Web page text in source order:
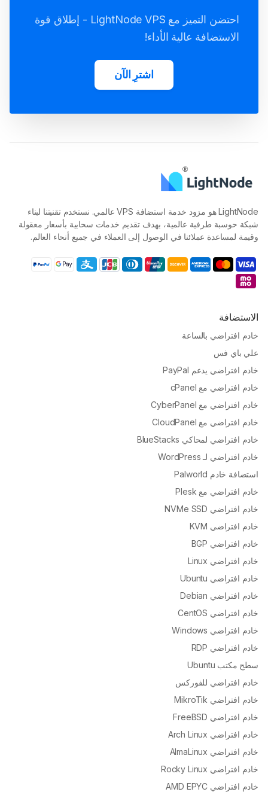
احتضن التميز مع LightNode VPS - إطلاق قوة
الاستضافة عالية الأداء!
اشترِ الآن
LightNode هو مزود خدمة استضافة VPS عالمي. نستخدم تقنيتنا لبناء
شبكة حوسبة طرفية عالمية، بهدف تقديم خدمات سحابية بأسعار معقولة
وقيمة لمساعدة عملائنا في الوصول إلى العملاء في جميع أنحاء العالم.
الاستضافة
خادم افتراضي بالساعة
علي باي فس
خادم افتراضي يدعم PayPal
خادم افتراضي مع cPanel
خادم افتراضي مع CyberPanel
خادم افتراضي مع CloudPanel
خادم افتراضي لمحاكي BlueStacks
خادم افتراضي لـ WordPress
استضافة خادم Palworld
خادم افتراضي مع Plesk
خادم افتراضي NVMe SSD
خادم افتراضي KVM
خادم افتراضي BGP
خادم افتراضي Linux
خادم افتراضي Ubuntu
خادم افتراضي Debian
خادم افتراضي CentOS
خادم افتراضي Windows
خادم افتراضي RDP
سطح مكتب Ubuntu
خادم افتراضي للفوركس
خادم افتراضي MikroTik
خادم افتراضي FreeBSD
خادم افتراضي Arch Linux
خادم افتراضي AlmaLinux
خادم افتراضي Rocky Linux
خادم افتراضي AMD EPYC